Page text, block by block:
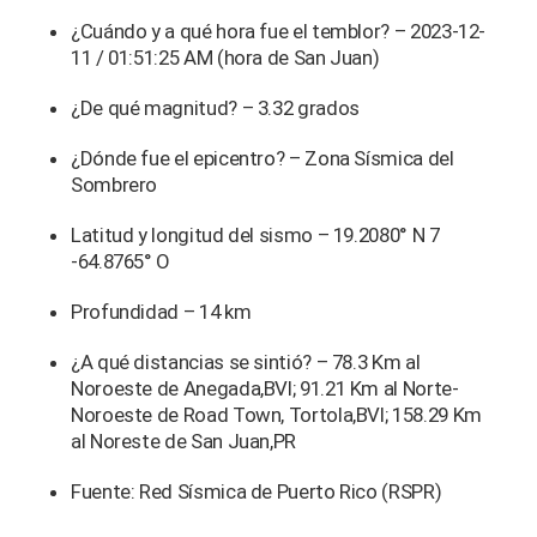
¿Cuándo y a qué hora fue el temblor? – 2023-12-
11 / 01:51:25 AM (hora de San Juan)
¿De qué magnitud? – 3.32 grados
¿Dónde fue el epicentro? – Zona Sísmica del
Sombrero
Latitud y longitud del sismo – 19.2080° N 7
-64.8765° O
Profundidad – 14 km
¿A qué distancias se sintió? – 78.3 Km al
Noroeste de Anegada,BVI; 91.21 Km al Norte-
Noroeste de Road Town, Tortola,BVI; 158.29 Km
al Noreste de San Juan,PR
Fuente: Red Sísmica de Puerto Rico (RSPR)